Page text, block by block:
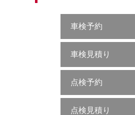
車検予約
車検見積り
点検予約
点検見積り